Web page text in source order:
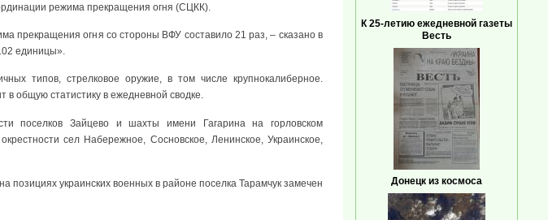
режима прекращения огня (СЦКК).
прекращения огня со стороны ВФУ составило 21 раз, – сказано в
единицы».
типов, стрелковое оружие, в том числе крупнокалиберное.
общую статистику в ежедневной сводке.
поселков Зайцево и шахты имени Гагарина на горловском
сел Набережное, Сосновское, Ленинское, Украинское,
украинских военных в районе поселка Тарамчук замечен
К 25-летию ежедневной газеты
Весть
Донецк из космоса